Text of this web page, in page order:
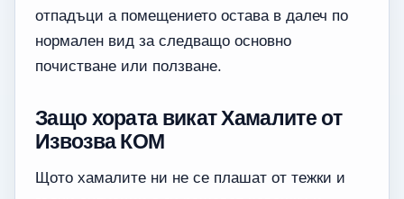
отпадъци а помещението остава в далеч по
нормален вид за следващо основно
почистване или ползване.
Защо хората викат Хамалите от
Извозва КОМ
Щото хамалите ни не се плашат от тежки и